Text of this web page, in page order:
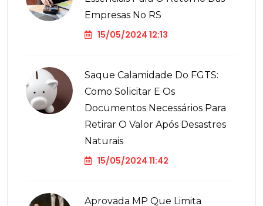
Empresas No RS
15/05/2024 12:13
Saque Calamidade Do FGTS:
Como Solicitar E Os
Documentos Necessários Para
Retirar O Valor Após Desastres
Naturais
15/05/2024 11:42
Aprovada MP Que Limita